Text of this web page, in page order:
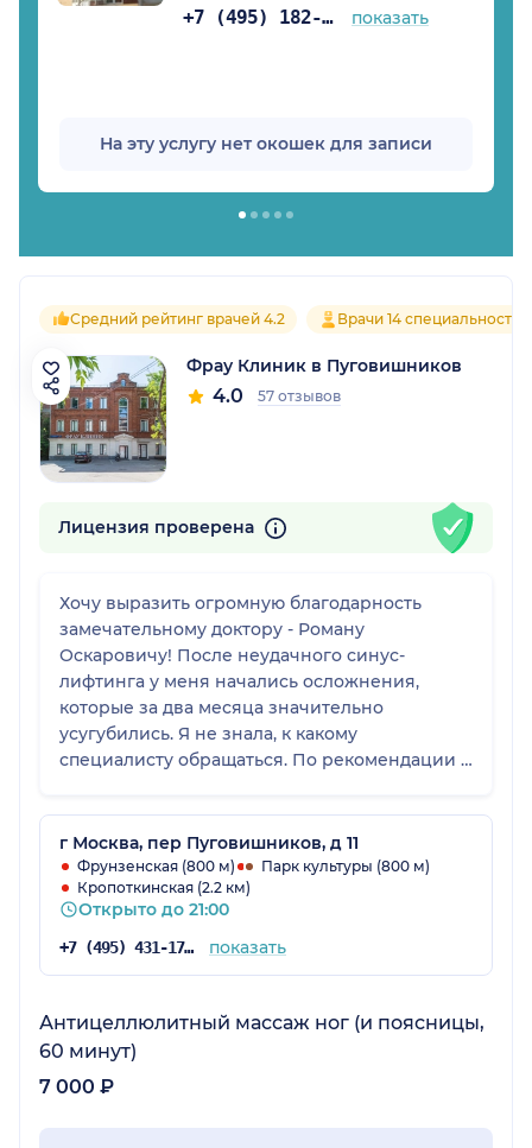
+7 (495) 182-42-88 показать
На эту услугу нет окошек для записи
Средний рейтинг врачей 4.2 Врачи 14 специальностей
Фрау Клиник в Пуговишников
4.0 57 отзывов
Лицензия проверена
Хочу выразить огромную благодарность
замечательному доктору - Роману
Оскаровичу! После неудачного синус-
лифтинга у меня начались осложнения,
которые за два месяца значительно
усугубились. Я не знала, к какому
специалисту обращаться. По рекомендации я
через неделю успешно провел операцию.
Доктор спас моё здоровье и эмоциональное
состояние. А ещё он очень внимательный и
отзывчивый человек, за что ему отдельное
Спасибо!
г Москва, пер Пуговишников, д 11
Фрунзенская (800 м)
Парк культуры (800 м)
Кропоткинская (2.2 км)
Открыто до 21:00
+7 (495) 431-17-06 показать
Антицеллюлитный массаж ног (и поясницы,
60 минут)
7 000 ₽